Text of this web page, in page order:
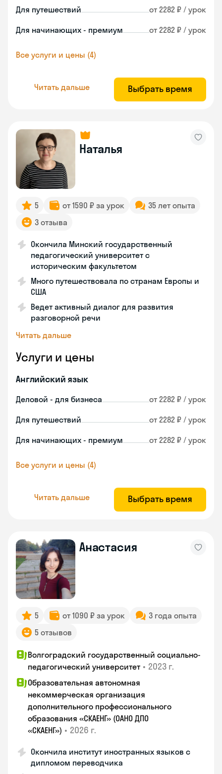
Для путешествий от 2282 ₽ / урок
Для начинающих - премиум от 2282 ₽ / урок
Все услуги и цены (4)
Читать дальше Выбрать время
Наталья
5 от 1590 ₽ за урок
35 лет опыта
3 отзыва
Окончила Минский государственный
педагогический университет с
историческим факультетом
Много путешествовала по странам Европы и
США
Ведет активный диалог для развития
разговорной речи
Читать дальше
Услуги и цены
Английский язык
Деловой - для бизнеса от 2282 ₽ / урок
Для путешествий от 2282 ₽ / урок
Для начинающих - премиум от 2282 ₽ / урок
Все услуги и цены (4)
Читать дальше Выбрать время
Анастасия
5 от 1090 ₽ за урок
3 года опыта
5 отзывов
Волгоградский государственный социально-
педагогический университет • 2023 г.
Образовательная автономная
некоммерческая организация
дополнительного профессионального
образования «СКАЕНГ» (ОАНО ДПО
«СКАЕНГ») • 2026 г.
Окончила институт иностранных языков с
дипломом переводчика